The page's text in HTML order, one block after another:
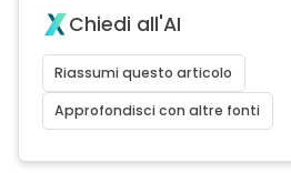
Chiedi all'AI
Riassumi questo articolo
Approfondisci con altre fonti